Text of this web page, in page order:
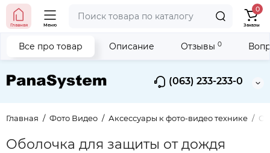
(063) 233-233-0
Главная Меню
0
Заказы
Главная Фото Видео Аксессуары к фото-видео технике
Оболочка для защиты от дождя
Все про товар Описание Отзывы 0